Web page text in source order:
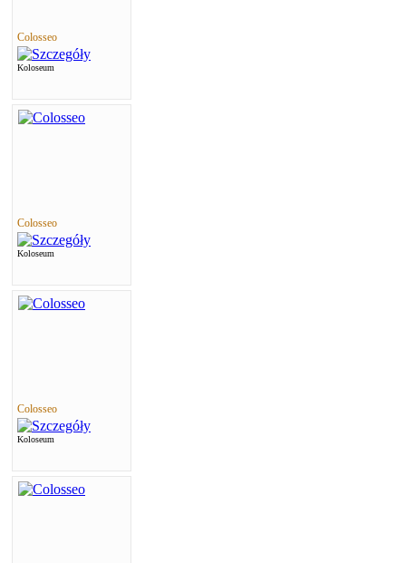
Colosseo
Koloseum
Colosseo
Koloseum
Colosseo
Koloseum